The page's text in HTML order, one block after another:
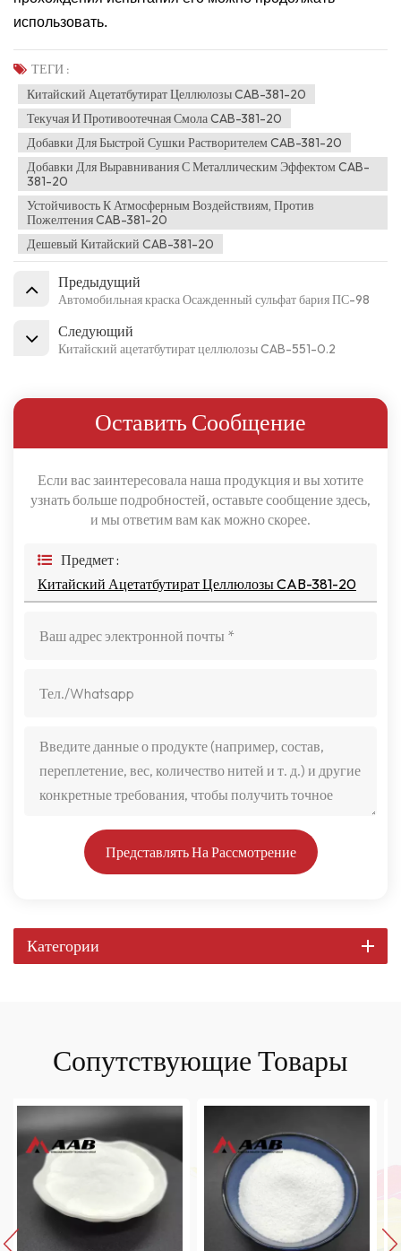
использовать.
ТЕГИ :
Китайский Ацетатбутират Целлюлозы CAB-381-20
Текучая И Противоотечная Смола CAB-381-20
Добавки Для Быстрой Сушки Растворителем CAB-381-20
Добавки Для Выравнивания С Металлическим Эффектом CAB-
381-20
Устойчивость К Атмосферным Воздействиям, Против
Пожелтения CAB-381-20
Дешевый Китайский CAB-381-20
Предыдущий
Автомобильная краска Осажденный сульфат бария ПС-98
Следующий
Китайский ацетатбутират целлюлозы CAB-551-0.2
Оставить Сообщение
Если вас заинтересовала наша продукция и вы хотите
узнать больше подробностей, оставьте сообщение здесь,
и мы ответим вам как можно скорее.
Предмет :
Китайский Ацетатбутират Целлюлозы CAB-381-20
Представлять На Рассмотрение
Категории
Сопутствующие Товары